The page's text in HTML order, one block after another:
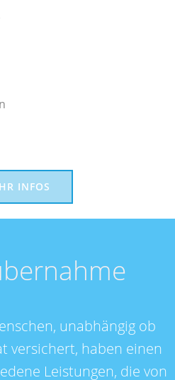
INFOS
unabhängig ob
versichert, haben einen
Leistungen, die von